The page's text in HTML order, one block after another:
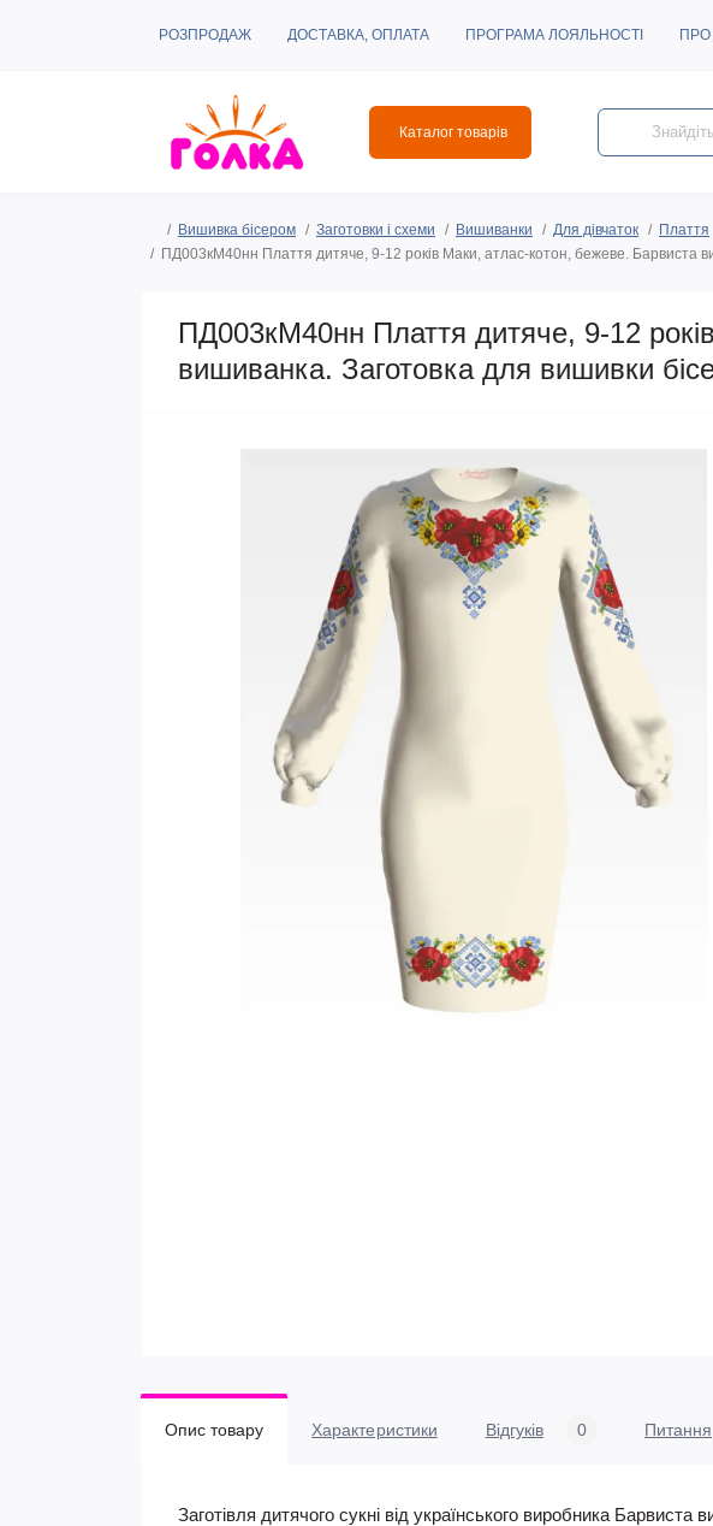
РОЗПРОДАЖ ДОСТАВКА, ОПЛАТА ПРОГРАМА ЛОЯЛЬНОСТІ
Каталог товарів
Вишивка бісером Заготовки і схеми Вишиванки Для дівчаток
Плаття
ПД003кМ40нн Плаття дитяче, 9-12 років Маки, атлас-котон, бежеве. Барвиста
ПД003кМ40нн Плаття дитяче, 9-12
вишиванка. Заготовка для вишивки
Опис товару Характеристики Відгуків 0 Питання
Заготівля дитячого сукні від українського виробника